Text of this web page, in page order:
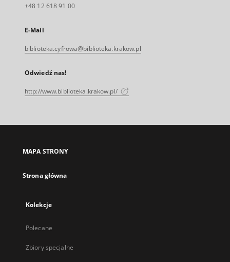
+48 12 618 91 00
E-Mail
biblioteka.cyfrowa@biblioteka.krakow.pl
Odwiedź nas!
http://www.biblioteka.krakow.pl/
MAPA STRONY
Strona główna
Kolekcje
Polecane
Zbiory specjalne